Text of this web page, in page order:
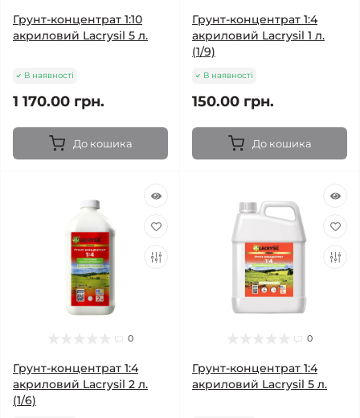
Грунт-концентрат 1:10
акриловий Lacrysil 5 л.
В наявності
1 170.00 грн.
До кошика
Грунт-концентрат 1:4
акриловий Lacrysil 1 л.
(1/9)
В наявності
150.00 грн.
До кошика
0
Грунт-концентрат 1:4
акриловий Lacrysil 2 л.
(1/6)
0
Грунт-концентрат 1:4
акриловий Lacrysil 5 л.